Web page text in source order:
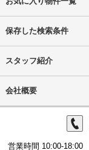
保存した検索条件
スタッフ紹介
会社概要
営業時間 10:00-18:00